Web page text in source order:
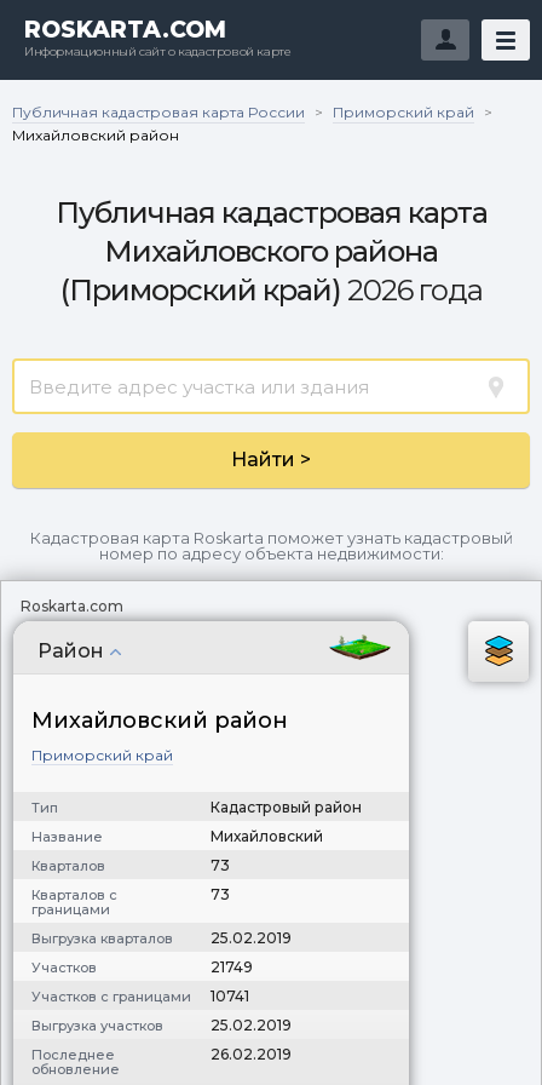
ROSKARTA.COM
Информационный сайт о кадастровой карте
Публичная кадастровая карта России > Приморский край
>
Михайловский район
Публичная кадастровая карта
Михайловского района
(Приморский край) 2026 года
Найти >
Кадастровая карта Roskarta поможет узнать кадастровый
номер по адресу объекта недвижимости:
Roskarta.com
Район
Михайловский район
Приморский край
Тип Кадастровый район
Название Михайловский
Кварталов 73
Кварталов с
границами
73
Выгрузка кварталов 25.02.2019
Участков 21749
Участков с границами 10741
Выгрузка участков 25.02.2019
Последнее
обновление
26.02.2019